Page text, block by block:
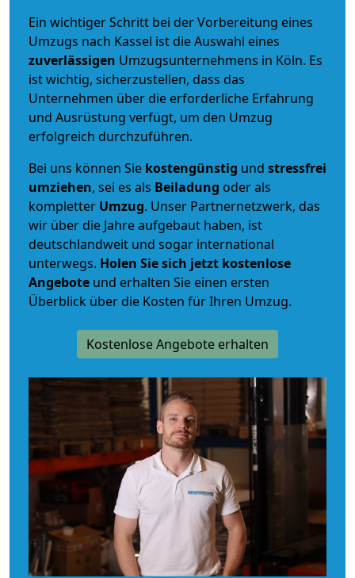
Ein wichtiger Schritt bei der Vorbereitung eines
Umzugs nach Kassel ist die Auswahl eines
zuverlässigen Umzugsunternehmens in Köln. Es
ist wichtig, sicherzustellen, dass das
Unternehmen über die erforderliche Erfahrung
und Ausrüstung verfügt, um den Umzug
erfolgreich durchzuführen.
Bei uns können Sie kostengünstig und stressfrei
umziehen, sei es als Beiladung oder als
kompletter Umzug. Unser Partnernetzwerk, das
wir über die Jahre aufgebaut haben, ist
deutschlandweit und sogar international
unterwegs. Holen Sie sich jetzt kostenlose
Angebote und erhalten Sie einen ersten
Überblick über die Kosten für Ihren Umzug.
Kostenlose Angebote erhalten